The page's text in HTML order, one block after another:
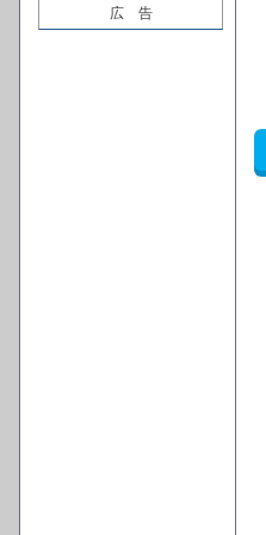
広 告